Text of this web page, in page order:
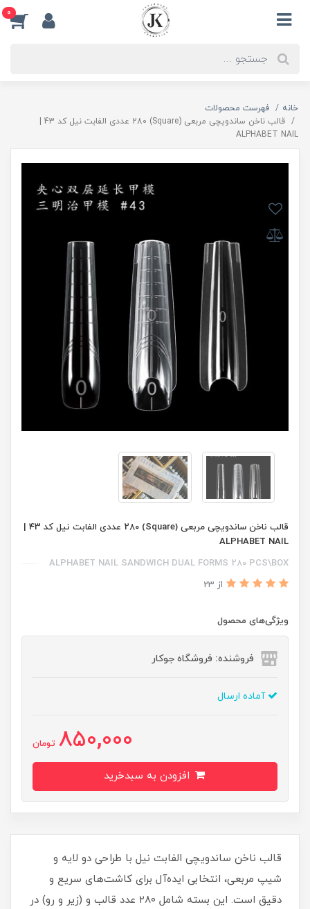
0
خانه
فهرست محصولات
ALPHABET NAIL
قالب ناخن ساندویچی مربعی (Square) 280 عددی الفابت نیل کد 43 |
ALPHABET NAIL
ALPHABET NAIL SANDWICH DUAL FORMS 280 PCS\BOX
از 23
ویژگی‌های محصول
فروشنده: فروشگاه جوکار
آماده ارسال
850,000 تومان
قالب ناخن ساندویچی الفابت نیل با طراحی دو لایه و
شیپ مربعی، انتخابی ایده‌آل برای کاشت‌های سریع و
دقیق است. این بسته شامل ۲۸۰ عدد قالب و (زیر و رو) در